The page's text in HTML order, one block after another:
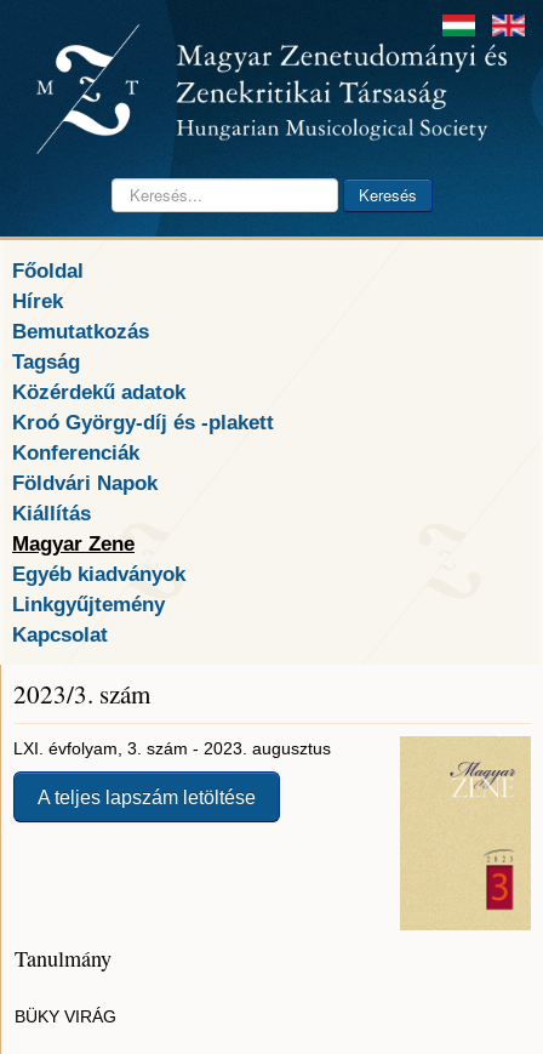
Keresés... Keresés
Főoldal
Hírek
Bemutatkozás
Tagság
Közérdekű adatok
Kroó György-díj és -plakett
Konferenciák
Földvári Napok
Kiállítás
Magyar Zene
Egyéb kiadványok
Linkgyűjtemény
Kapcsolat
2023/3. szám
LXI. évfolyam, 3. szám - 2023. augusztus
A teljes lapszám letöltése
Tanulmány
BÜKY VIRÁG